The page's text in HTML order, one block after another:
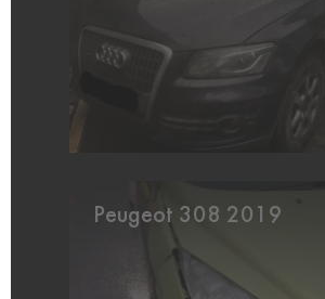
Peugeot 308 2019